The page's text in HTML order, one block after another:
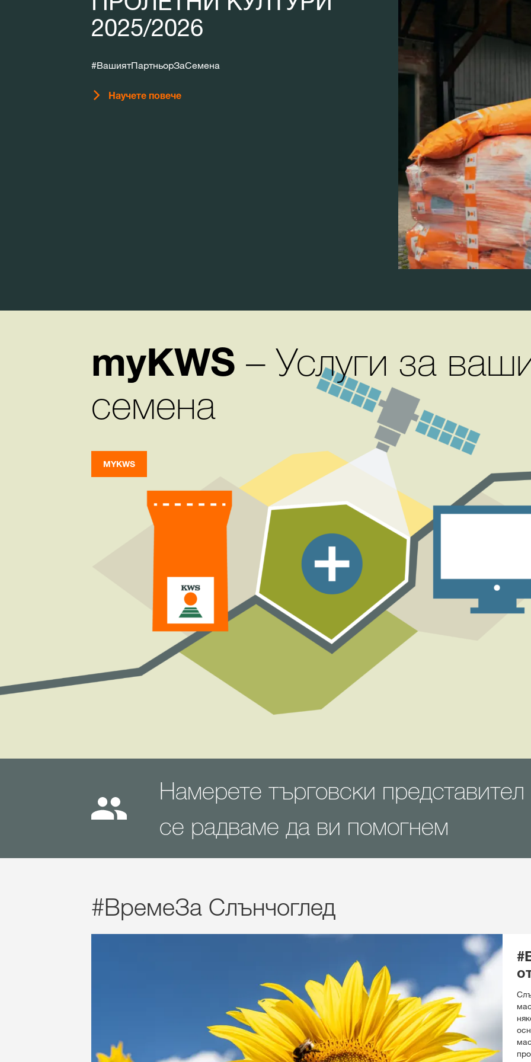
2025/2026
#ВашиятПартньорЗаСемена
Научете повече
myKWS – Услуги за
семена
MYKWS
Намерете търговски
се радваме да ви помогнем
#ВремеЗа Слънчоглед